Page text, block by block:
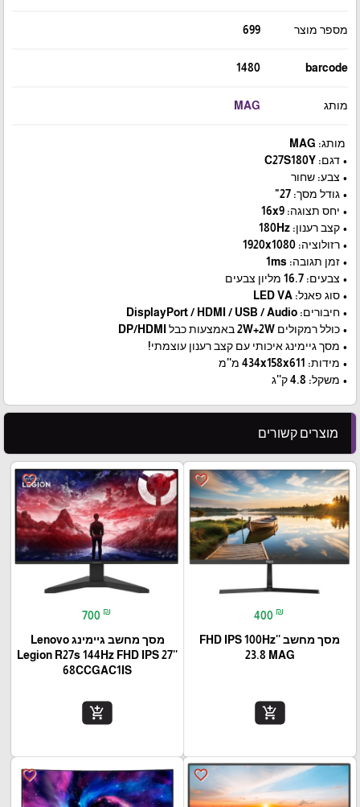
מספר מוצר 699
barcode
1480
מותג MAG
מותג: MAG
• דגם: C27S180Y
• צבע: שחור
• גודל מסך: 27"
• יחס תצוגה: 16x9
• קצב רענון: 180Hz
• רזולוציה: 1920x1080
• זמן תגובה: 1ms
• צבעים: 16.7 מליון צבעים
• סוג פאנל: LED VA
• חיבורים: DisplayPort / HDMI / USB / Audio
• כולל רמקולים 2W+2W באמצעות כבל DP/HDMI
• מסך גיימינג איכותי עם קצב רענון עוצמתי!
• מידות: 434x158x611 מ''מ
• משקל: 4.8 ק''ג
מוצרים קשורים
favorite_border
400 ₪
מסך מחשב ''FHD IPS 100Hz
23.8 MAG
add_shopping_cart
favorite_border
700 ₪
מסך מחשב גיימינג Lenovo
Legion R27s 144Hz FHD IPS 27''
68CCGAC1IS
add_shopping_cart
favorite_border
favorite_border